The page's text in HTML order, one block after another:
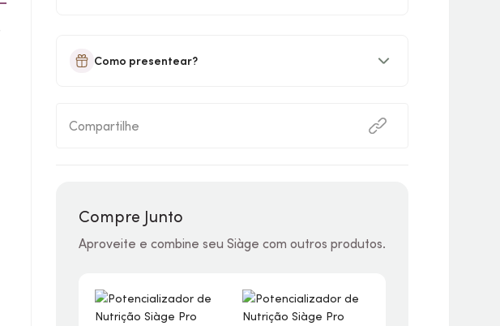
Como presentear?
Compartilhe
Compre Junto
Aproveite e combine seu Siàge com outros produtos.